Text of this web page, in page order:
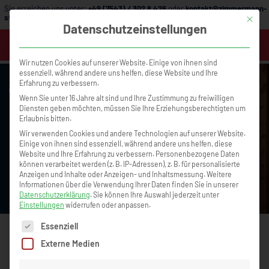
MENÜ
Sie erreichen uns unter:+49 (7543) / 302 8 426oderkontakt@zimmermann-
strategie.de
Büroorganisation, die Zeit spart und
Unternehmen entlastet – mit Tanja Klingen
Podcast Nr. 105
Warum
echten Erfolg sind
Mit
Datenschutzeinstellungen
Wir nutzen Cookies auf unserer Website. Einige von ihnen sind
essenziell, während andere uns helfen, diese Website und Ihre
Erfahrung zu verbessern.
Wenn Sie unter 16 Jahre alt sind und Ihre Zustimmung zu freiwilligen
Diensten geben möchten, müssen Sie Ihre Erziehungsberechtigten um
Erlaubnis bitten.
Wir verwenden Cookies und andere Technologien auf unserer Website.
Einige von ihnen sind essenziell, während andere uns helfen, diese
Website und Ihre Erfahrung zu verbessern. Personenbezogene Daten
können verarbeitet werden (z. B. IP-Adressen), z. B. für personalisierte
Anzeigen und Inhalte oder Anzeigen- und Inhaltsmessung.Weitere
Informationen über die Verwendung Ihrer Daten finden Sie in unserer
Datenschutzerklärung.Sie können Ihre Auswahl jederzeit unter
Einstellungen widerrufen oder anpassen.
Es folgt eine Liste der Service-Gruppen, für die eine
Essenziell
Externe Medien